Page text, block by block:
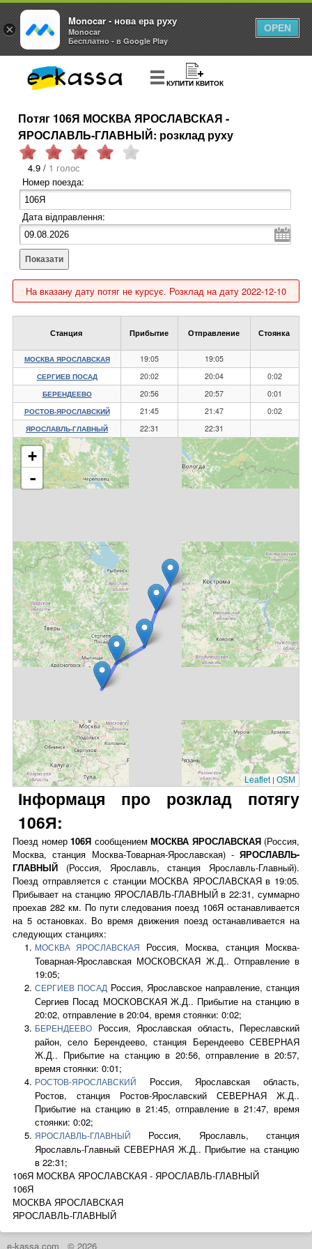
КУПИТИ КВИТОК
Потяг 106Я МОСКВА ЯРОСЛАВСКАЯ -
ЯРОСЛАВЛЬ-ГЛАВНЫЙ: розклад руху
4.9 / 1 голос
Номер поезда:
Дата відправлення:
Показати
На вказану дату потяг не курсує. Розклад на дату 2022-12-10
Станция Прибытие Отправление Стоянка
МОСКВА ЯРОСЛАВСКАЯ 19:05 19:05
СЕРГИЕВ ПОСАД 20:02 20:04 0:02
БЕРЕНДЕЕВО 20:56 20:57 0:01
РОСТОВ-ЯРОСЛАВСКИЙ 21:45 21:47 0:02
ЯРОСЛАВЛЬ-ГЛАВНЫЙ 22:31 22:31
+
-
Leaflet| OSM
Інформаця про розклад потягу
106Я:
Поезд номер 106Я сообщением МОСКВА ЯРОСЛАВСКАЯ(Россия,
Москва, станция Москва-Товарная-Ярославская) - ЯРОСЛАВЛЬ-
ГЛАВНЫЙ (Россия, Ярославль, станция Ярославль-Главный).
Поезд отправляется с станции МОСКВА ЯРОСЛАВСКАЯ в 19:05.
Прибывает на станцию ЯРОСЛАВЛЬ-ГЛАВНЫЙ в 22:31, суммарно
проехав 282 км. По пути следования поезд 106Я останавливается
на 5 остановках. Во время движения поезд останавливается на
следующих станциях:
МОСКВА ЯРОСЛАВСКАЯ
Россия, Москва, станция Москва-
Товарная-Ярославская МОСКОВСКАЯ Ж.Д.. Отправление в
19:05;
СЕРГИЕВ ПОСАД Россия, Ярославское направление, станция
Сергиев Посад МОСКОВСКАЯ Ж.Д.. Прибытие на станцию в
20:02, отправление в 20:04, время стоянки: 0:02;
БЕРЕНДЕЕВО
Россия, Ярославская область, Переславский
район, село Берендеево, станция Берендеево СЕВЕРНАЯ
Ж.Д.. Прибытие на станцию в 20:56, отправление в 20:57,
время стоянки: 0:01;
РОСТОВ-ЯРОСЛАВСКИЙ
Россия, Ярославская область,
Ростов, станция Ростов-Ярославский СЕВЕРНАЯ Ж.Д..
Прибытие на станцию в 21:45, отправление в 21:47, время
стоянки: 0:02;
ЯРОСЛАВЛЬ-ГЛАВНЫЙ
Россия, Ярославль, станция
Ярославль-Главный СЕВЕРНАЯ Ж.Д.. Прибытие на станцию
в 22:31;
106Я МОСКВА ЯРОСЛАВСКАЯ - ЯРОСЛАВЛЬ-ГЛАВНЫЙ
106Я
МОСКВА ЯРОСЛАВСКАЯ
ЯРОСЛАВЛЬ-ГЛАВНЫЙ
e-kassa.com © 2026
×
Monocar - нова ера руху
Monocar
Бесплатно - в Google Play
OPEN